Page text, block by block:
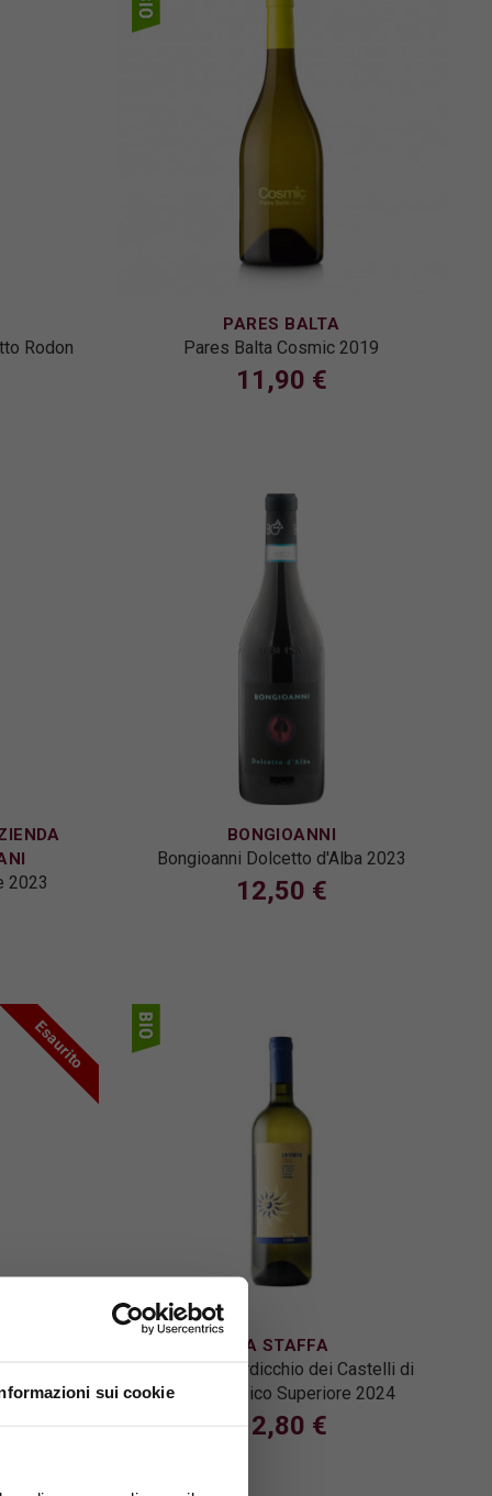
sui cookie
Rodon
PARES BALTA
Pares Balta Cosmic 2019
11,90 €
2023
BONGIOANNI
Bongioanni Dolcetto d'Alba 2023
12,50 €
Esaurito
LA STAFFA
La Staffa Verdicchio dei Castelli di
Jesi Classico Superiore 2024
12,80 €